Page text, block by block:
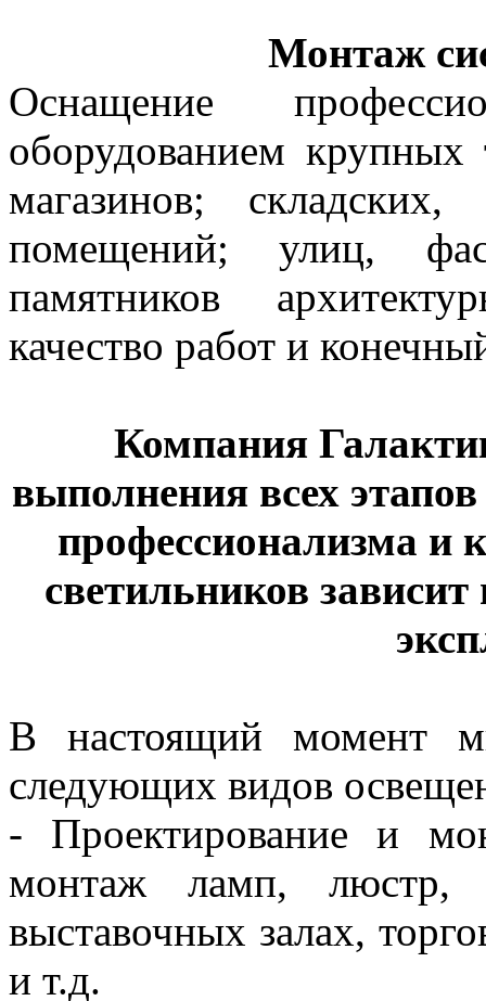
Монтаж
Оснащение
оборудованием
магазинов;
помещений; улиц,
памятников
качество работ и
Компания
выполнения всех
профессионализма и
светильников
В настоящий момент
следующих видов
- Проектирование и
монтаж ламп, люстр,
выставочных залах,
и т.д.